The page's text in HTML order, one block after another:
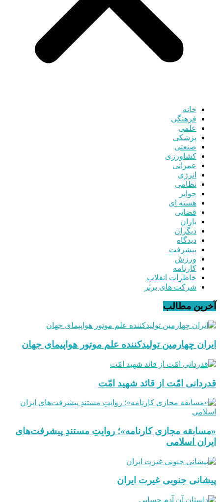
خانه
فرهنگی
علمی
پزشکی
صنعتی
کشاورزی
عمرانی
انرژی
نظامی
جوایز
هسته ای
قضایی
یاران
دیگران
دیدگاه
پیشرفت
ورزش
کارنامه
خاطرات انقلاب
شرکت های برتر
آخرین مطالب
ایران چهارمین تولیدکننده علم موتور هواپیمای جهان
قدردانی امّت از قائد شهید امّت
«مسابقه مجازی کارنامه»؛ روایتِ مستندِ پیشرفت‌های
ایران اسلامی
پیشانی جنوبی غیرت ایران